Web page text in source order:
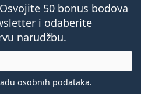
50 bonus bodova
i odaberite
narudžbu.
osobnih podataka.